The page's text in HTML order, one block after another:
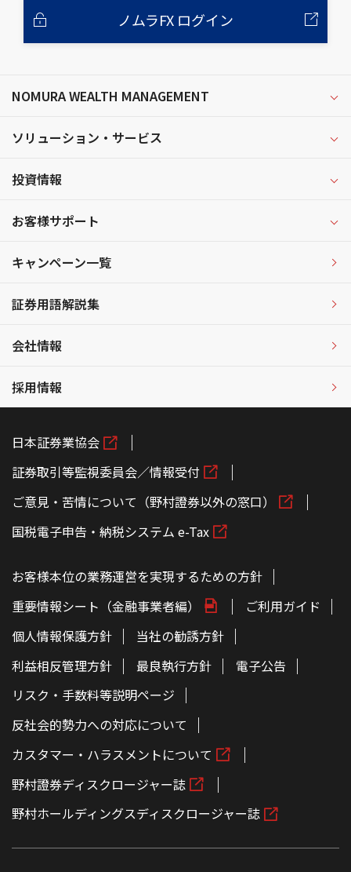
ノムラFX ログイン
NOMURA WEALTH MANAGEMENT
ソリューション・サービス
投資情報
お客様サポート
キャンペーン一覧
証券用語解説集
会社情報
採用情報
日本証券業協会
証券取引等監視委員会／情報受付
ご意見・苦情について（野村證券以外の窓口）
国税電子申告・納税システム e-Tax
お客様本位の業務運営を実現するための方針
重要情報シート（金融事業者編）
ご利用ガイド
個人情報保護方針
当社の勧誘方針
利益相反管理方針
最良執行方針
電子公告
リスク・手数料等説明ページ
反社会的勢力への対応について
カスタマー・ハラスメントについて
野村證券ディスクロージャー誌
野村ホールディングスディスクロージャー誌